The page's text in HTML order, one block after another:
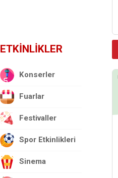
ETKİNLİKLER
Konserler
Fuarlar
Festivaller
Spor Etkinlikleri
Sinema